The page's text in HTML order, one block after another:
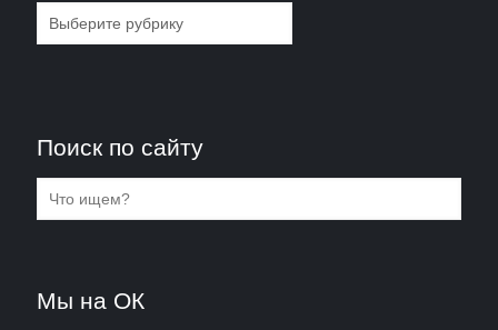
Рубрики
Поиск по сайту
Мы на ОК